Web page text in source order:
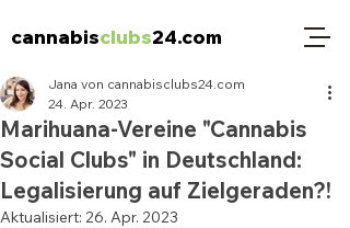
cannabisclubs24.com
Marihuana-Vereine "Cannabis
Social Clubs" in Deutschland:
Legalisierung auf Zielgeraden?!
Jana von cannabisclubs24.com
24. Apr. 2023
Aktualisiert: 26. Apr. 2023